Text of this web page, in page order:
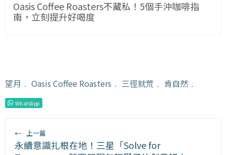
Oasis Coffee Roasters不藏私！5個手沖咖啡指
南，立刻提升好喝度
望月 ﹒ Oasis Coffee Roasters ﹒ 三徑就荒 ﹒ 肯自然 ﹒
WhatsApp
← 上一篇
永續意識扎根在地！三星「Solve for